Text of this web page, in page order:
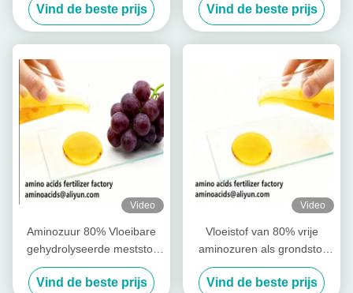
bevordert de Wortelgroei
Vind de beste prijs Vind de beste prijs
Video
Aminozuur 80% Vloeibare
gehydrolyseerde meststof
met vrij aminozuur ≥ 750 g/l
Totaal stikstof ≥ 12,0% en
Vind de beste prijs
Video
Vloeistof van 80% vrije
aminozuren als grondstof
voor de productie van in
water oplosbare meststoffen
Vind de beste prijs